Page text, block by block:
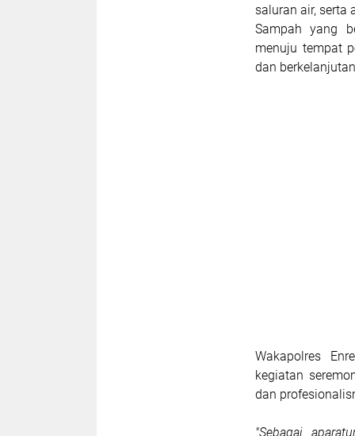
saluran air, serta
Sampah yang
menuju tempat
dan
Wakapolres
kegiatan
dan
"Sebagai